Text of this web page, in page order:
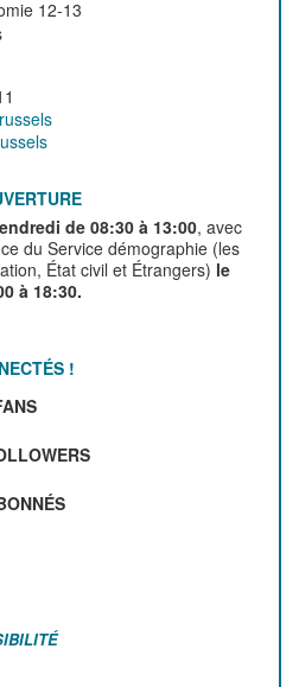
12-13
de 08:30 à 13:00, avec
du Service démographie (les
État civil et Étrangers) le
à 18:30.
!